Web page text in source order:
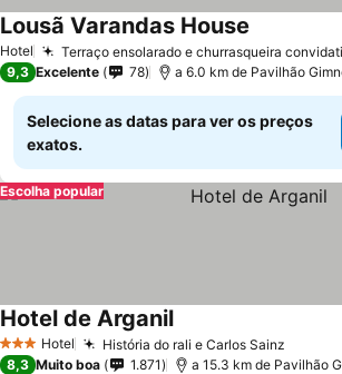
Hotel Terraço ensolarado e churrasqueira
Lousã Varandas House
9,3 Excelente 78 a 6.0 km de Pavilhão
Selecione as datas para ver os preços
exatos.
Escolha popular
3 EstrelasHotel História do rali e Carlos Sainz
Hotel de Arganil
8,3 Muito boa 1.871